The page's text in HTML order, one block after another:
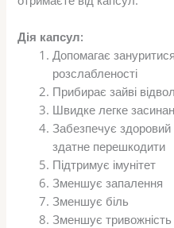
Дія капсул:
Допомагає
розслабленості
Прибирає зайві
Швидке легке
Забезпечує
здатне перешкодити
Підтримує імунітет
Зменшує запалення
Зменшує біль
Зменшує